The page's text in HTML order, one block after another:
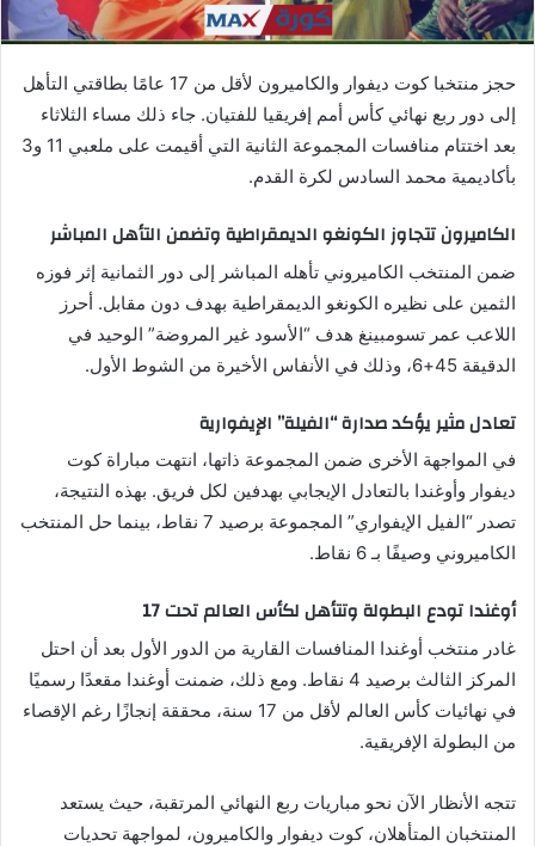
ي
ا
حجز منتخبا كوت ديفوار والكاميرون لأقل من 17 عامًا بطاقتي التأهل
إلى دور ربع نهائي كأس أمم إفريقيا للفتيان. جاء ذلك مساء الثلاثاء
بعد اختتام منافسات المجموعة الثانية التي أقيمت على ملعبي 11 و3
بأكاديمية محمد السادس لكرة القدم.
الكاميرون تتجاوز الكونغو الديمقراطية وتضمن التأهل المباشر
ضمن المنتخب الكاميروني تأهله المباشر إلى دور الثمانية إثر فوزه
الثمين على نظيره الكونغو الديمقراطية بهدف دون مقابل. أحرز
اللاعب عمر تسومبينغ هدف “الأسود غير المروضة” الوحيد في
الدقيقة 45+6، وذلك في الأنفاس الأخيرة من الشوط الأول.
تعادل مثير يؤكد صدارة “الفيلة” الإيفوارية
في المواجهة الأخرى ضمن المجموعة ذاتها، انتهت مباراة كوت
ديفوار وأوغندا بالتعادل الإيجابي بهدفين لكل فريق. بهذه النتيجة،
تصدر “الفيل الإيفواري” المجموعة برصيد 7 نقاط، بينما حل المنتخب
الكاميروني وصيفًا بـ 6 نقاط.
أوغندا تودع البطولة وتتأهل لكأس العالم تحت 17
غادر منتخب أوغندا المنافسات القارية من الدور الأول بعد أن احتل
المركز الثالث برصيد 4 نقاط. ومع ذلك، ضمنت أوغندا مقعدًا رسميًا
في نهائيات كأس العالم لأقل من 17 سنة، محققة إنجازًا رغم الإقصاء
من البطولة الإفريقية.
تتجه الأنظار الآن نحو مباريات ربع النهائي المرتقبة، حيث يستعد
المنتخبان المتأهلان، كوت ديفوار والكاميرون، لمواجهة تحديات